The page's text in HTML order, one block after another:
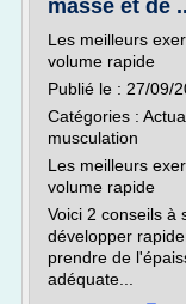
masse et de
Les meilleurs
volume rapide
Publié le : 27/09/
Catégories :
musculation
Les meilleurs
volume rapide
Voici 2 conseils à
développer
prendre de
adéquate...